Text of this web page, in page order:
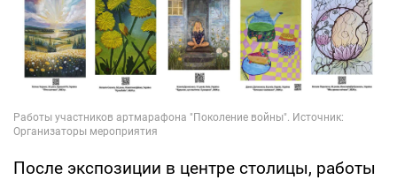
После экспозиции в центре столицы, работы